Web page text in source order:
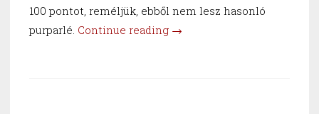
100 pontot, reméljük, ebből nem lesz hasonló
purparlé. Continue reading “Magyar
→